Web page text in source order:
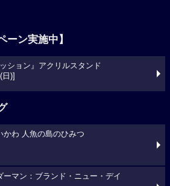
ーン実施中】
ション』アクリルスタンド
)]
わ 人魚の島のひみつ
マン：ブランド・ニュー・デイ